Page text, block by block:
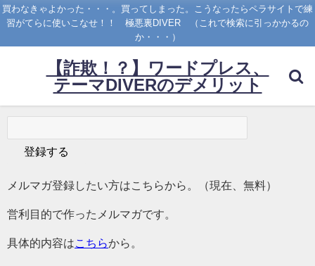
買わなきゃよかった・・・。買ってしまった。こうなったらペラサイトで練
習がてらに使いこなせ！！ 極悪裏DIVER （これで検索に引っかかるの
か・・・）
【詐欺！？】ワードプレス、
テーマDIVERのデメリット
メルマガ登録したい方はこちらから。（現在、無料）
営利目的で作ったメルマガです。
具体的内容は こちらから。